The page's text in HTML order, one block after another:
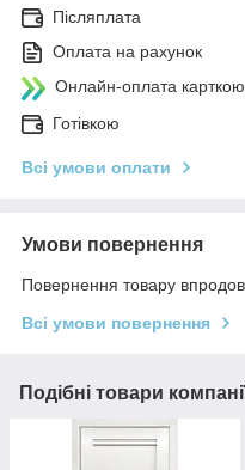
Післяплата
Оплата на рахунок
Онлайн-оплата
Готівкою
Всі умови оплати
Умови повернення
Повернення товару
Всі умови повернення
Подібні товари